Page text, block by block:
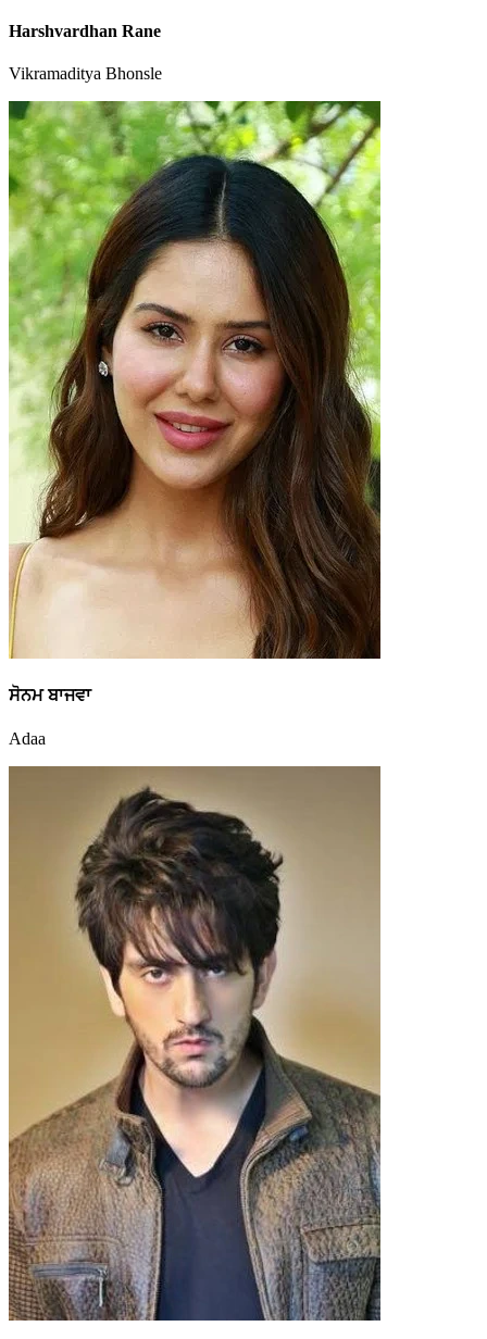
Harshvardhan Rane
Vikramaditya Bhonsle
ਸੋਨਮ ਬਾਜਵਾ
Adaa